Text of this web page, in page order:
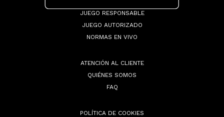
JUEGO RESPONSABLE
JUEGO AUTORIZADO
NORMAS EN VIVO
ATENCIÓN AL CLIENTE
QUIÉNES SOMOS
FAQ
POLÍTICA DE COOKIES